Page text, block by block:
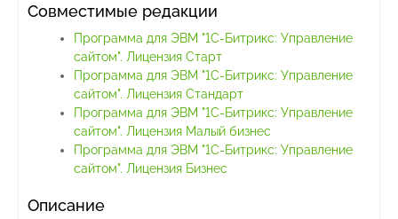
Совместимые редакции
Программа для ЭВМ "1С-Битрикс: Управление
сайтом". Лицензия Старт
Программа для ЭВМ "1С-Битрикс: Управление
сайтом". Лицензия Стандарт
Программа для ЭВМ "1С-Битрикс: Управление
сайтом". Лицензия Малый бизнес
Программа для ЭВМ "1С-Битрикс: Управление
сайтом". Лицензия Бизнес
Описание